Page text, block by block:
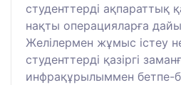
студенттерді ақпараттық
нақты операцияларға
Желілермен жұмыс істеу
студенттерді қазіргі
инфрақұрылыммен бетпе-